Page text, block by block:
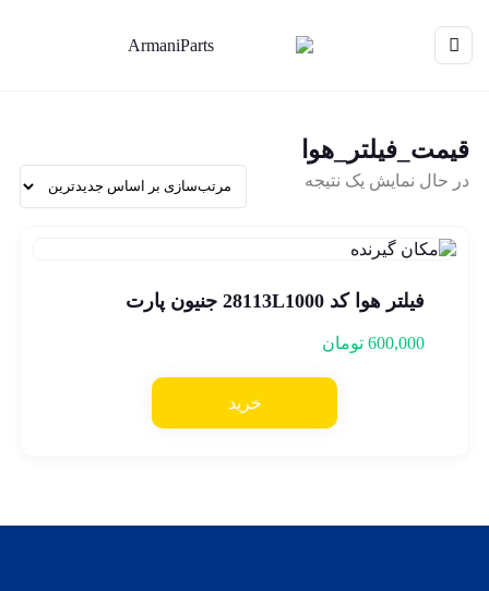
قیمت_فیلتر_هوا
در حال نمایش یک نتیجه
فیلتر هوا کد 28113L1000 جنیون پارت
600,000 تومان
خرید